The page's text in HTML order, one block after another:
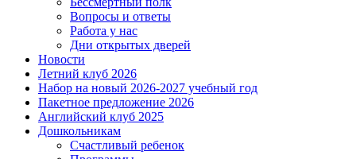
Вопросы и ответы
Работа у нас
Дни открытых дверей
Новости
Летний клуб 2026
Набор на новый 2026-2027 учебный год
Пакетное предложение 2026
Английский клуб 2025
Дошкольникам
Счастливый ребенок